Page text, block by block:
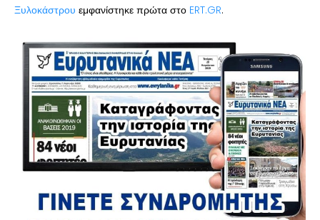
Ξυλοκάστρου εμφανίστηκε πρώτα στο ERT.GR.